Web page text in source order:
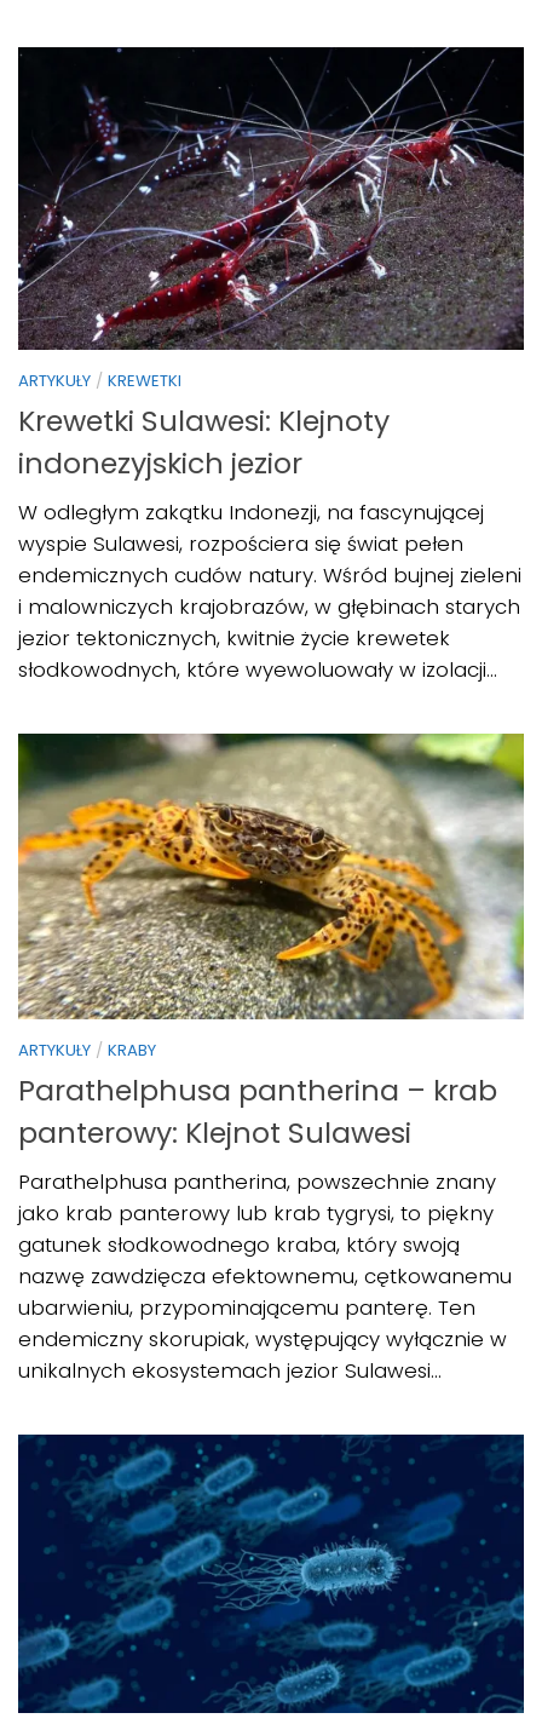
ARTYKUŁY / KREWETKI
Krewetki Sulawesi: Klejnoty
indonezyjskich jezior
W odległym zakątku Indonezji, na fascynującej
wyspie Sulawesi, rozpościera się świat pełen
endemicznych cudów natury. Wśród bujnej zieleni
i malowniczych krajobrazów, w głębinach starych
jezior tektonicznych, kwitnie życie krewetek
słodkowodnych, które wyewoluowały w izolacji...
ARTYKUŁY / KRABY
Parathelphusa pantherina – krab
panterowy: Klejnot Sulawesi
Parathelphusa pantherina, powszechnie znany
jako krab panterowy lub krab tygrysi, to piękny
gatunek słodkowodnego kraba, który swoją
nazwę zawdzięcza efektownemu, cętkowanemu
ubarwieniu, przypominającemu panterę. Ten
endemiczny skorupiak, występujący wyłącznie w
unikalnych ekosystemach jezior Sulawesi...